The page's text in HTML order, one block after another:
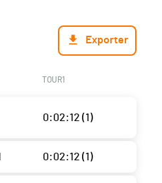
Exporter
TOUR1
0:02:12 (1)
0:02:12 (1)